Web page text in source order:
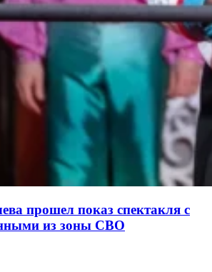
прошел показ спектакля с
из зоны СВО